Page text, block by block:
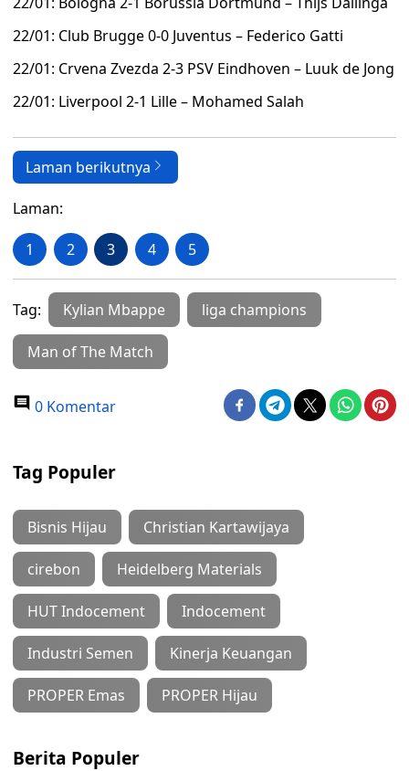
22/01: Club Brugge 0-0 Juventus – Federico Gatti
22/01: Crvena Zvezda 2-3 PSV Eindhoven – Luuk de Jong
22/01: Liverpool 2-1 Lille – Mohamed Salah
Laman berikutnya
Laman:
1 2 3 4 5
Tag: Kylian Mbappe liga champions
Man of The Match
0 Komentar
Tag Populer
Bisnis Hijau Christian Kartawijaya
cirebon Heidelberg Materials
HUT Indocement Indocement
Industri Semen Kinerja Keuangan
PROPER Emas PROPER Hijau
Berita Populer